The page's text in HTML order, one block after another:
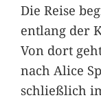
Die Reise
entlang der
Von dort
nach Alice
schließlich